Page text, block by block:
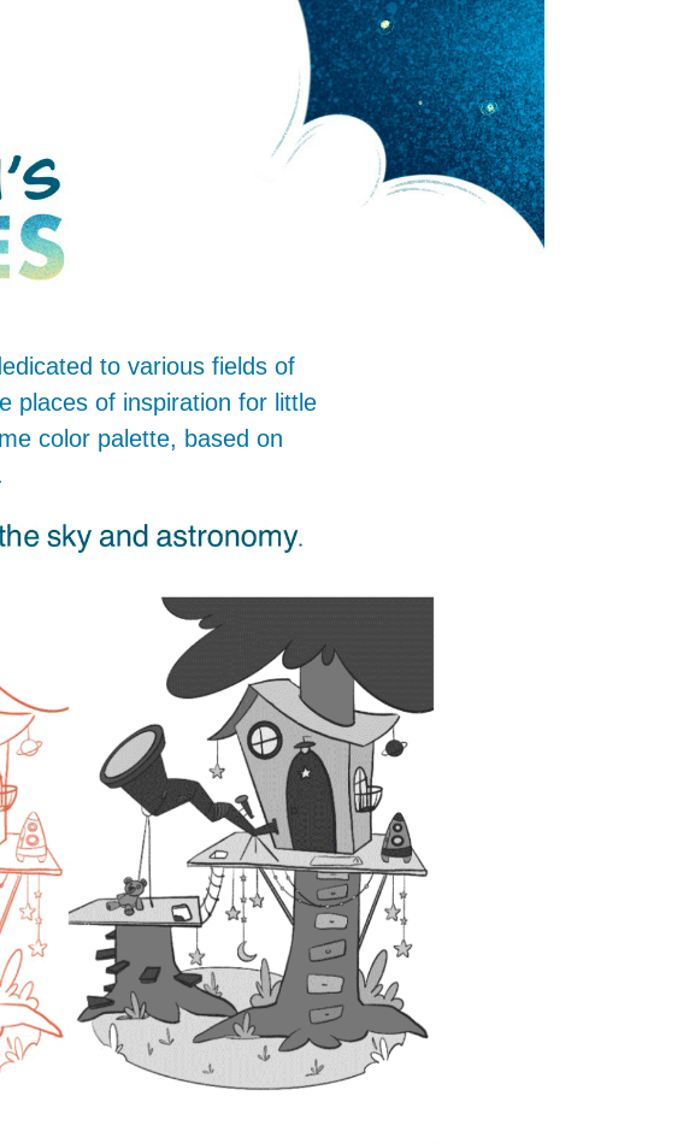
to various fields of
places of inspiration for little
color palette, based on